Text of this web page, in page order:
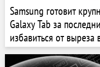
Samsung готовит
Galaxy Tab за
избавиться от выреза